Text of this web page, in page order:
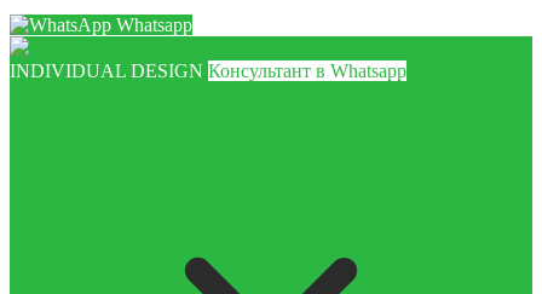
Whatsapp
INDIVIDUAL DESIGN Консультант в Whatsapp